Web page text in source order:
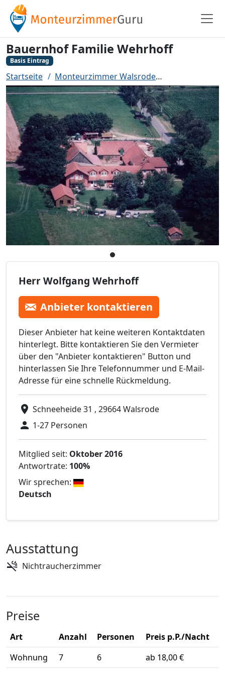
Bauernhof Familie Wehrhoff
Basis Eintrag
Startseite Monteurzimmer Walsrode
Herr Wolfgang Wehrhoff
Anbieter kontaktieren
Dieser Anbieter hat keine weiteren Kontaktdaten
hinterlegt. Bitte kontaktieren Sie den Vermieter
über den "Anbieter kontaktieren" Button und
hinterlassen Sie Ihre Telefonnummer und E-Mail-
Adresse für eine schnelle Rückmeldung.
Schneeheide 31 , 29664 Walsrode
1-27 Personen
Mitglied seit: Oktober 2016
Antwortrate: 100%
Wir sprechen:
Deutsch
Ausstattung
Nichtraucherzimmer
Preise
Art Anzahl Personen
Preis p.P./Nacht
Wohnung
7 6 ab 18,00 €